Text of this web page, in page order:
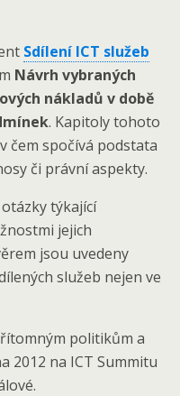
Sdílení ICT služeb
Návrh vybraných
nákladů v době
. Kapitoly tohoto
čem spočívá podstata
či právní aspekty.
týkající
jejich
jsou uvedeny
služeb nejen ve
politikům a
2012 na ICT Summitu